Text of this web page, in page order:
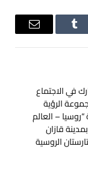
Tumblr
البريد
في الاجتماع
الرؤية
“روسيا – العالم
قازان
الروسية